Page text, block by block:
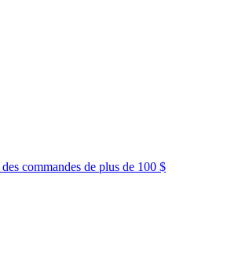
des commandes de plus de 100 $